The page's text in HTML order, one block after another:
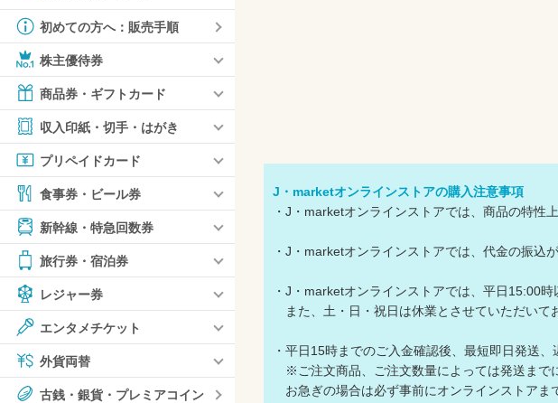
初めての方へ：販売手順
株主優待券
商品券・ギフトカード
収入印紙・切手・はがき
プリペイドカード
食事券・ビール券
新幹線・特急回数券
旅行券・宿泊券
レジャー券
エンタメチケット
外貨両替
古銭・銀貨・プレミアコイン
J・marketオンラインストアの購入注意事項
・J・marketオンラインストアでは、商品の特性
・J・marketオンラインストアでは、代金の振込
・J・marketオンラインストアでは、平日15:00
また、土・日・祝日は休業とさせていただいて
・平日15時までのご入金確認後、最短即日発送
※ご注文商品、ご注文数量によっては発送まで
お急ぎの場合は必ず事前にオンラインストアま